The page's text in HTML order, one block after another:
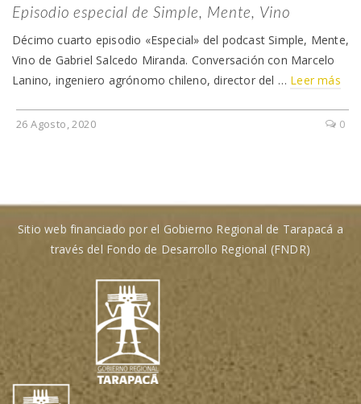
Episodio especial de Simple, Mente, Vino
Décimo cuarto episodio «Especial» del podcast Simple, Mente,
Vino de Gabriel Salcedo Miranda. Conversación con Marcelo
Lanino, ingeniero agrónomo chileno, director del … Leer más
26 Agosto, 2020 0
Sitio web financiado por el Gobierno Regional de Tarapacá a
través del Fondo de Desarrollo Regional (FNDR)